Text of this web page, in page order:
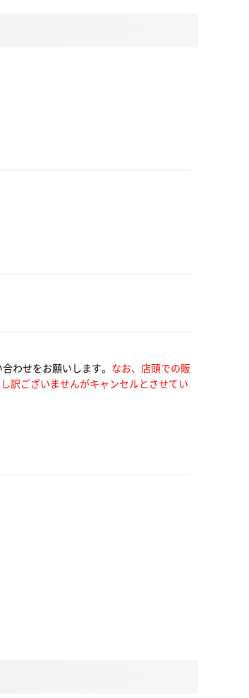
わせをお願いします。 なお、店頭での販
訳ございませんがキャンセルとさせてい